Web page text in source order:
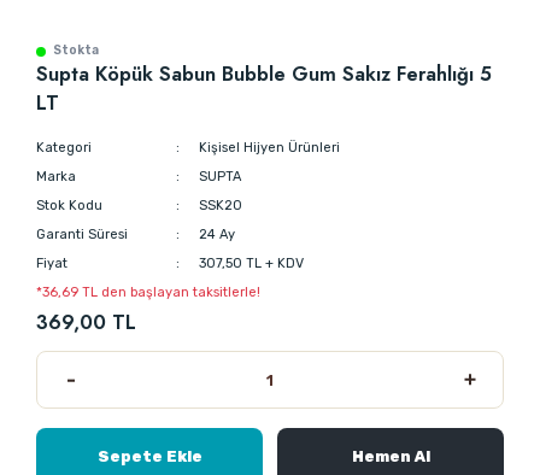
Stokta
Supta Köpük Sabun Bubble Gum Sakız Ferahlığı 5
LT
Kategori
Kişisel Hijyen Ürünleri
Marka
SUPTA
Stok Kodu
SSK20
Garanti Süresi
24 Ay
Fiyat
307,50 TL + KDV
*36,69 TL den başlayan taksitlerle!
369,00 TL
Sepete Ekle Hemen Al